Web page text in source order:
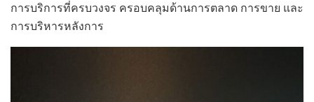
การบริการที่ครบวงจร ครอบคลุมด้านการตลาด การขาย และ
การบริหารหลังการ